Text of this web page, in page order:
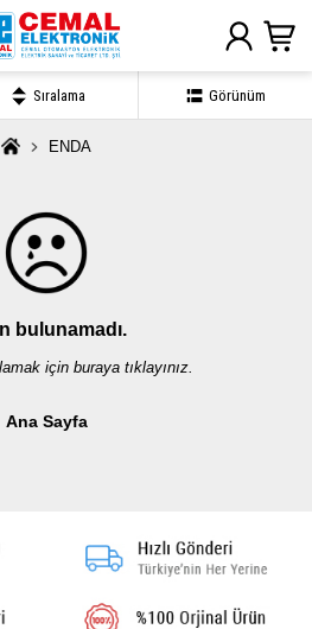
ENDA
bulunamadı.
için buraya tıklayınız.
Ana Sayfa
Sıralama Görünüm